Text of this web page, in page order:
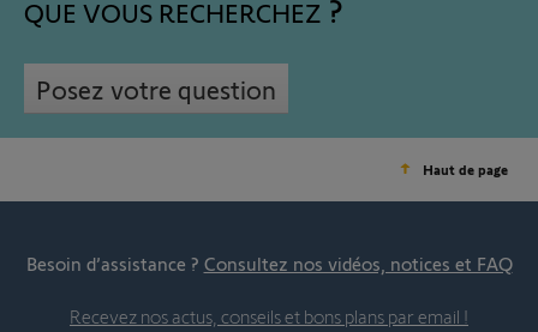
QUE VOUS RECHERCHEZ
Posez votre question
Haut de page
Besoin d’assistance ? Consultez nos vidéos, notices et FAQ
Recevez nos actus, conseils et bons plans par email !